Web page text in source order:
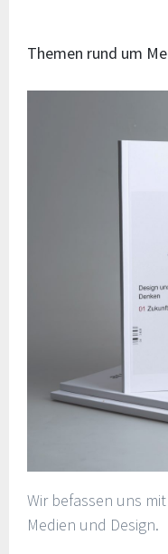
Themen rund um
Wir befassen uns
Medien und Design.